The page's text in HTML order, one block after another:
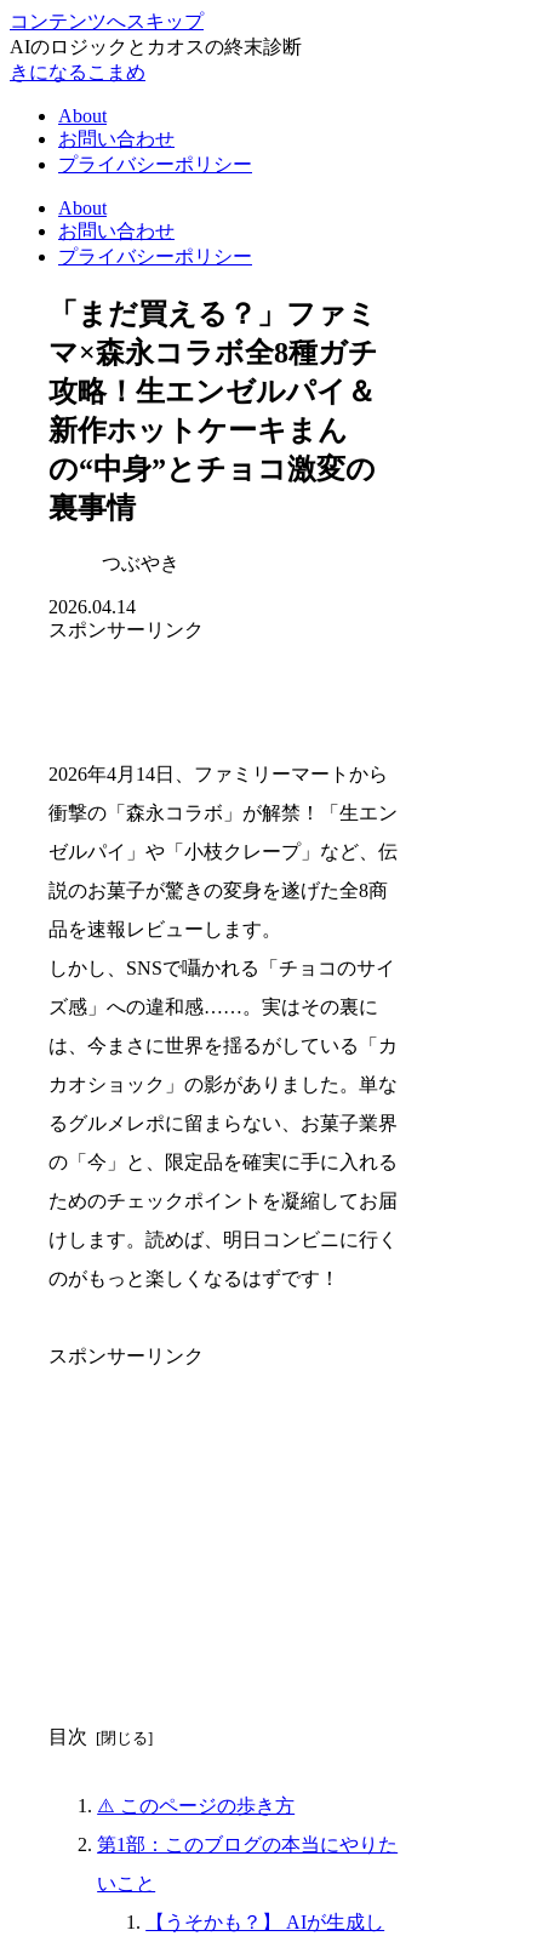
コンテンツへスキップ
AIのロジックとカオスの終末診断
きになるこまめ
About
お問い合わせ
プライバシーポリシー
About
お問い合わせ
プライバシーポリシー
「まだ買える？」ファミ
マ×森永コラボ全8種ガチ
攻略！生エンゼルパイ＆
新作ホットケーキまん
の“中身”とチョコ激変の
裏事情
つぶやき
2026.04.14
スポンサーリンク
2026年4月14日、ファミリーマートから
衝撃の「森永コラボ」が解禁！「生エン
ゼルパイ」や「小枝クレープ」など、伝
説のお菓子が驚きの変身を遂げた全8商
品を速報レビューします。
しかし、SNSで囁かれる「チョコのサイ
ズ感」への違和感……。実はその裏に
は、今まさに世界を揺るがしている「カ
カオショック」の影がありました。単な
るグルメレポに留まらない、お菓子業界
の「今」と、限定品を確実に手に入れる
ためのチェックポイントを凝縮してお届
けします。読めば、明日コンビニに行く
のがもっと楽しくなるはずです！
スポンサーリンク
目次
⚠️ このページの歩き方
第1部：このブログの本当にやりた
いこと
【うそかも？】 AIが生成し